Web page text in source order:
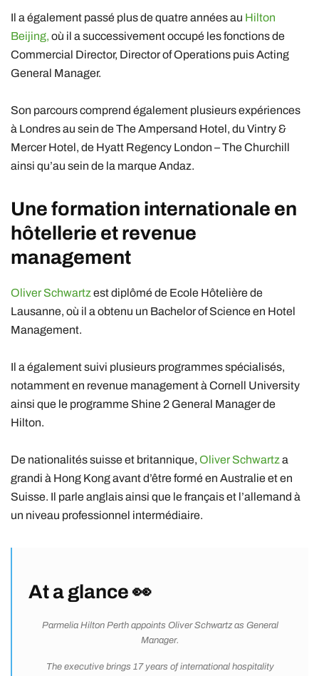
Il a également passé plus de quatre années au Hilton
Beijing, où il a successivement occupé les fonctions de
Commercial Director, Director of Operations puis Acting
General Manager.
Son parcours comprend également plusieurs expériences
à Londres au sein de The Ampersand Hotel, du Vintry &
Mercer Hotel, de Hyatt Regency London – The Churchill
ainsi qu’au sein de la marqueAndaz.
Une formation internationale en
hôtellerie et revenue
management
Oliver Schwartz est diplômé de Ecole Hôtelière de
Lausanne, où il a obtenu un Bachelor of Science en Hotel
Management.
Il a également suivi plusieurs programmes spécialisés,
notamment en revenue management à Cornell University
ainsi que le programme Shine 2 General Manager de
Hilton.
De nationalités suisse et britannique, Oliver Schwartz a
grandi à Hong Kong avant d’être formé en Australie et en
Suisse. Il parle anglais ainsi que le français et l’allemand à
un niveau professionnel intermédiaire.
At a glance 👀
Parmelia Hilton Perth appoints Oliver Schwartz as General
Manager.
The executive brings 17 years of international hospitality